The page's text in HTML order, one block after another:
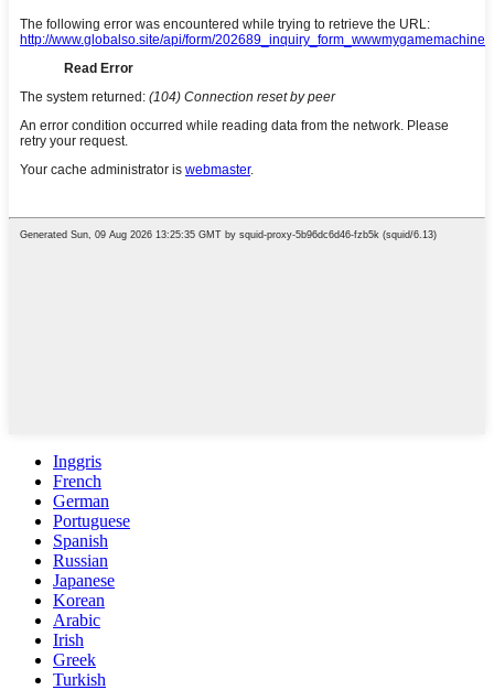
Inggris
French
German
Portuguese
Spanish
Russian
Japanese
Korean
Arabic
Irish
Greek
Turkish